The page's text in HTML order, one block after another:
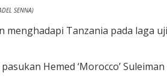
SENNA)
Tanzania pada laga
Hemed ‘Morocco’